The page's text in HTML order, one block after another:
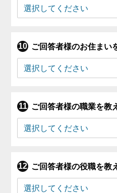
ご回答者様のお住まい
ご回答者様の職業を教
ご回答者様の役職を教